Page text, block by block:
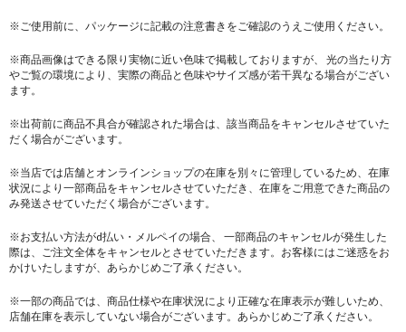
※ご使用前に、パッケージに記載の注意書きをご確認のうえご使用ください。
※商品画像はできる限り実物に近い色味で掲載しておりますが、 光の当たり方
やご覧の環境により、実際の商品と色味やサイズ感が若干異なる場合がござい
ます。
※出荷前に商品不具合が確認された場合は、該当商品をキャンセルさせていた
だく場合がございます。
※当店では店舗とオンラインショップの在庫を別々に管理しているため、在庫
状況により一部商品をキャンセルさせていただき、在庫をご用意できた商品の
み発送させていただく場合がございます。
※お支払い方法がd払い・メルペイの場合、 一部商品のキャンセルが発生した
際は、ご注文全体をキャンセルとさせていただきます。お客様にはご迷惑をお
かけいたしますが、あらかじめご了承ください。
※一部の商品では、商品仕様や在庫状況により正確な在庫表示が難しいため、
店舗在庫を表示していない場合がございます。あらかじめご了承ください。